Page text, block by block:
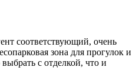
соответствующий, очень
зона для прогулок и
с отделкой, что и